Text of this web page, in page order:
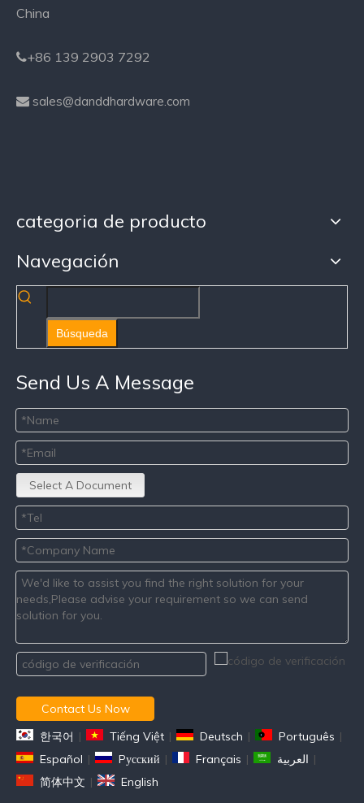
China
+86 139 2903 7292
 sales@danddhardware.com
categoria de producto
Navegación
Búsqueda
Send Us A Message
Select A Document
Contact Us Now
한국어 | Tiếng Việt | Deutsch | Português |
Español | Pусский | Français | العربية |
简体中文 | English